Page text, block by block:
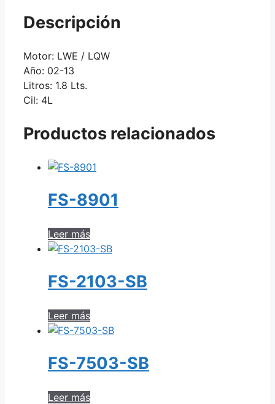
Descripción
Motor: LWE / LQW
Año: 02-13
Litros: 1.8 Lts.
Cil: 4L
Productos relacionados
FS-8901
Leer más
FS-2103-SB
Leer más
FS-7503-SB
Leer más